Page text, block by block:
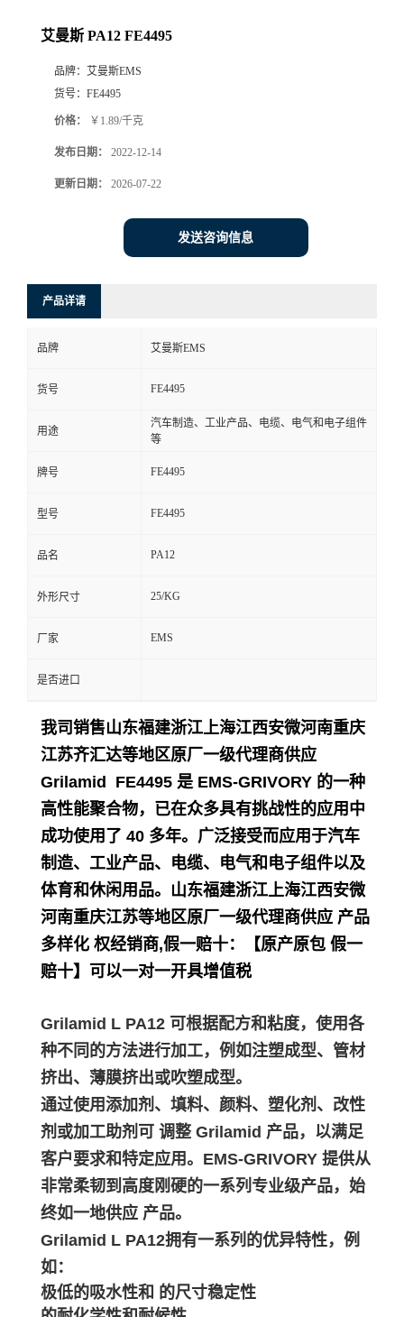
厅
系
言
艾曼斯 PA12 FE4495
品牌： 艾曼斯EMS
货号： FE4495
价格： ￥1.89/千克
发布日期： 2022-12-14
更新日期： 2026-07-22
发送咨询信息
产品详请
品牌 艾曼斯EMS
货号 FE4495
用途
汽车制造、工业产品、电缆、电气和电子组件
等
牌号 FE4495
型号 FE4495
品名 PA12
外形尺寸 25/KG
厂家 EMS
是否进口
我司销售山东福建浙江上海江西安微河南重庆
江苏齐汇达等地区原厂一级代理商供应
Grilamid FE4495 是 EMS-GRIVORY 的一种
高性能聚合物，已在众多具有挑战性的应用中
成功使用了 40 多年。 广泛接受而应用于汽车
制造、工业产品、电缆、电气和电子组件以及
体育和休闲用品。 山东福建浙江上海江西安微
河南重庆江苏等地区原厂一级代理商供应 产品
多样化 权经销商,假一赔十：【原产原包 假一
赔十】可以一对一开具增值税
Grilamid L PA12 可根据配方和粘度，使用各
种不同的方法进行加工，例如注塑成型、管材
挤出、薄膜挤出或吹塑成型。
通过使用添加剂、填料、颜料、塑化剂、改性
剂或加工助剂可 调整 Grilamid 产品，以满足
客户要求和特定应用。EMS-GRIVORY 提供从
非常柔韧到高度刚硬的一系列专业级产品，始
终如一地供应 产品。
Grilamid L PA12拥有一系列的优异特性，例
如：
极低的吸水性和 的尺寸稳定性